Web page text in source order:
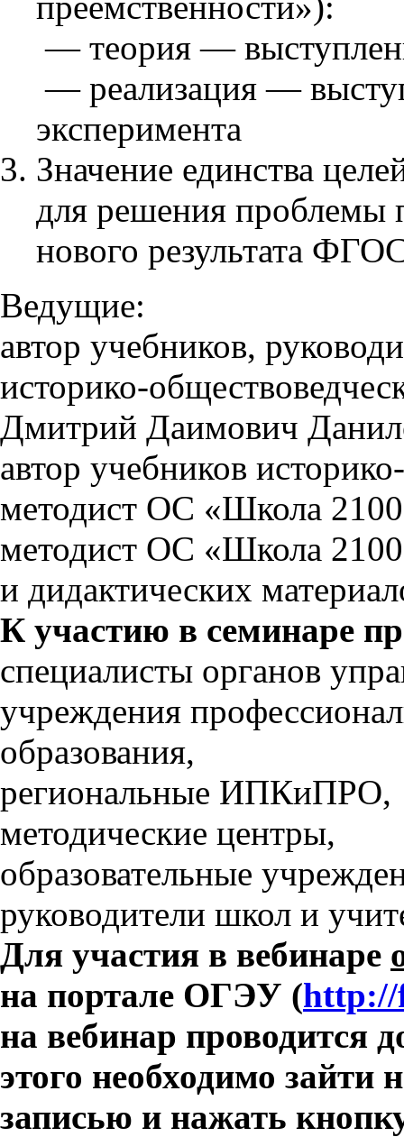
— теория —
— реализация —
эксперимента
Значение единства
для решения проблемы
нового результата
Ведущие:
автор учебников,
историко-
Дмитрий Даимович
автор учебников
методист ОС «Школа
методист ОС «Школа
и дидактических
К участию в семинаре
специалисты органов
учреждения
образования,
региональные ИПКиПРО,
методические центры,
образовательные
руководители школ и
Для участия в вебинаре
на портале ОГЭУ (http://
на вебинар проводится
этого необходимо зайти
записью и нажать